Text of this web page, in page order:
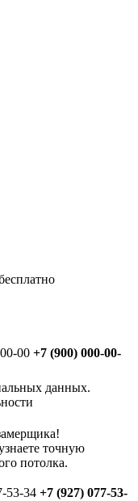
00 +7 (900) 000-00-
данных.
точную
потолка.
53-34 +7 (927) 077-53-